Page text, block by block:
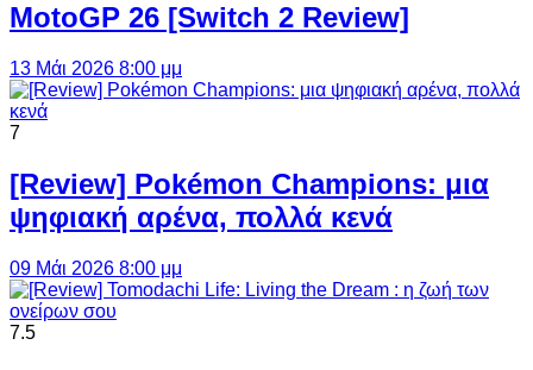
MotoGP 26 [Switch 2 Review]
13 Μάι 2026 8:00 μμ
7
[Review] Pokémon Champions: μια
ψηφιακή αρένα, πολλά κενά
09 Μάι 2026 8:00 μμ
7.5